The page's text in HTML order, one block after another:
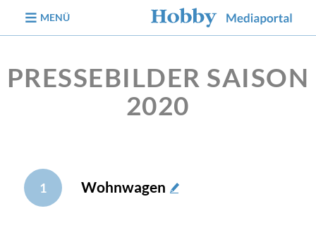
MENÜ
PRESSEBILDER SAISON
2020
1 Wohnwagen